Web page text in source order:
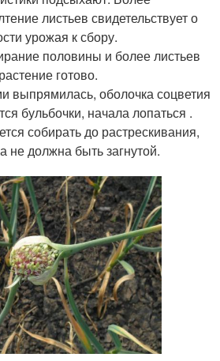
листьев свидетельствует о
урожая к сбору.
половины и более листьев
готово.
выпрямилась, оболочка соцветия
бульбочки, начала лопаться .
собирать до растрескивания,
не должна быть загнутой.